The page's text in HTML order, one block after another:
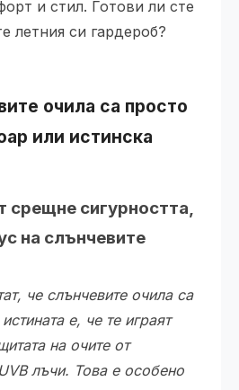
и стил. Готови ли сте
летния си гардероб?
очила са просто
или истинска
срещне сигурността,
на слънчевите
че слънчевите очила са
е, че те играят
на очите от
лъчи. Това е особено